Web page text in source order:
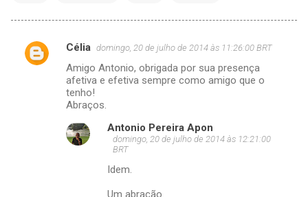
C
Célia domingo, 20 de julho de 2014 às 11:26:00 BRT
Amigo Antonio, obrigada por sua presença
afetiva e efetiva sempre como amigo que o
tenho!
Abraços.
Antonio Pereira Apon
domingo, 20 de julho de 2014 às 12:21:00
BRT
Idem.
Um abração.